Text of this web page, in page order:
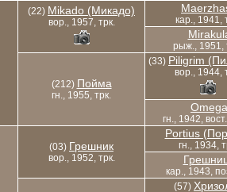
(22) Mikado (Микадо)
вор., 1957, трк. кар., 1941,
рыж., 1951,
(212) Пойма
гн., 1955, трк.
(33) Piligrim
вор., 1944,
Omega
гн., 1942,
(03) Грешник
вор., 1952, трк.
Portius
гн., 1934,
кар., 1943,
(57)